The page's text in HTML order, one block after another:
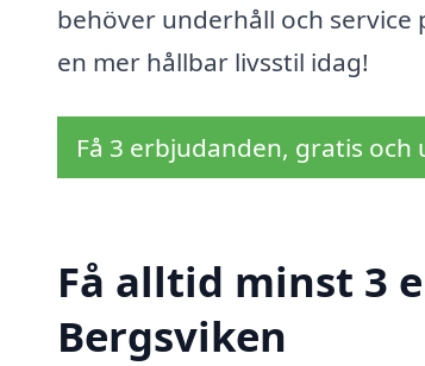
behöver underhåll och
en mer hållbar livsstil idag!
Få 3 erbjudanden, gratis
Få alltid minst 3
Bergsviken